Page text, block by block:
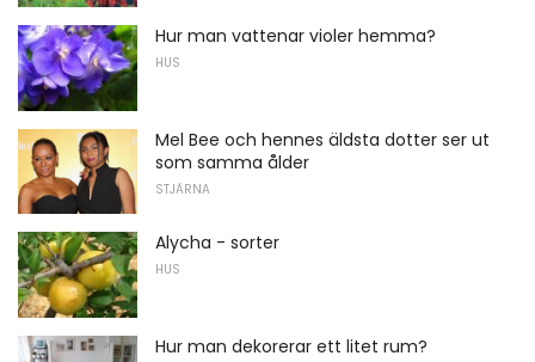
Hur man vattenar violer hemma?
HUS
Mel Bee och hennes äldsta dotter ser ut
som samma ålder
STJÄRNA
Alycha - sorter
HUS
Hur man dekorerar ett litet rum?